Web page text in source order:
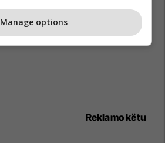
Reklamo këtu
Manage options